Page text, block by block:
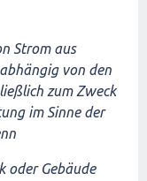
Strom aus
von den
zum Zweck
im Sinne der
oder Gebäude